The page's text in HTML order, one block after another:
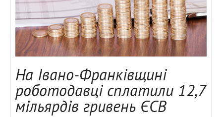
На Івано-Франківщині
роботодавці сплатили 12,7
мільярдів гривень ЄСВ